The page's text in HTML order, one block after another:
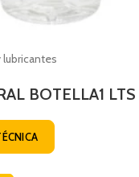
BOTELLA1 LTS